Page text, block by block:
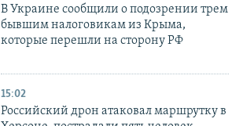
В Украине сообщили о подозрении трем
бывшим налоговикам из Крыма,
которые перешли на сторону РФ
15:02
Российский дрон атаковал маршрутку в